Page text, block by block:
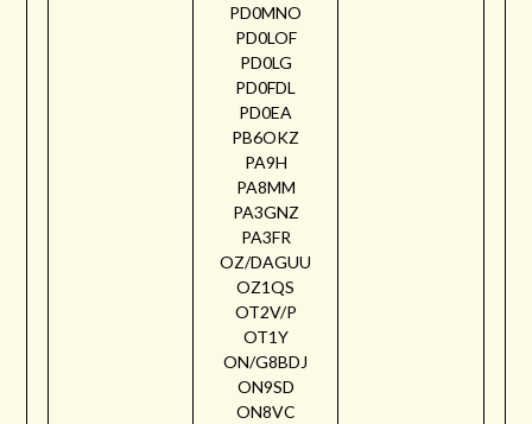
PD0MNO
PD0LOF
PD0LG
PD0FDL
PD0EA
PB6OKZ
PA9H
PA8MM
PA3GNZ
PA3FR
OZ/DAGUU
OZ1QS
OT2V/P
OT1Y
ON/G8BDJ
ON9SD
ON8VC